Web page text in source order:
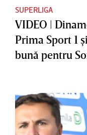
SUPERLIGA
VIDEO |
Prima Sport 1
bună pentru